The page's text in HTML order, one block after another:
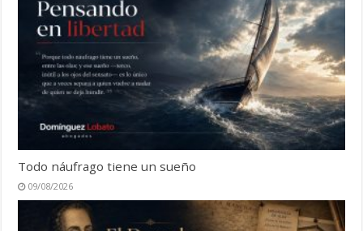
Todo náufrago tiene un sueño
09/08/2026